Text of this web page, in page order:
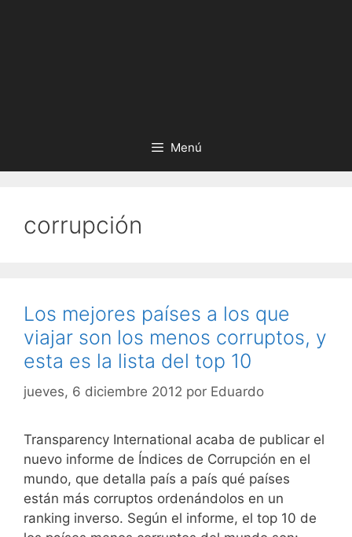
Menú
corrupción
Los mejores países a los que
viajar son los menos corruptos, y
esta es la lista del top 10
jueves, 6 diciembre 2012 por Eduardo
Transparency International acaba de publicar el
nuevo informe de Índices de Corrupción en el
mundo, que detalla país a país qué países
están más corruptos ordenándolos en un
ranking inverso. Según el informe, el top 10 de